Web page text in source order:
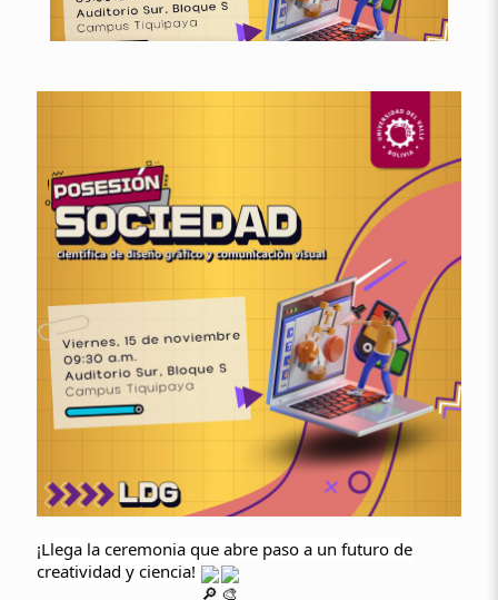
¡Llega la ceremonia que abre paso a un futuro de
creatividad y ciencia!